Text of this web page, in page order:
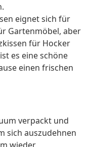
eignet sich für
Gartenmöbel, aber
für Hocker
es eine schöne
einen frischen
verpackt und
sich auszudehnen